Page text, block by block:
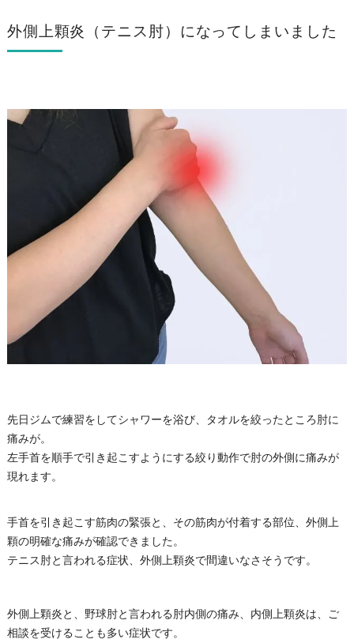
外側上顆炎（テニス肘）になってしまいました
先日ジムで練習をしてシャワーを浴び、タオルを絞ったところ肘に
痛みが。
左手首を順手で引き起こすようにする絞り動作で肘の外側に痛みが
現れます。
手首を引き起こす筋肉の緊張と、その筋肉が付着する部位、外側上
顆の明確な痛みが確認できました。
テニス肘と言われる症状、外側上顆炎で間違いなさそうです。
外側上顆炎と、野球肘と言われる肘内側の痛み、内側上顆炎は、ご
相談を受けることも多い症状です。